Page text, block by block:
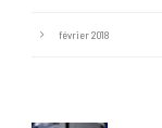
février 2018